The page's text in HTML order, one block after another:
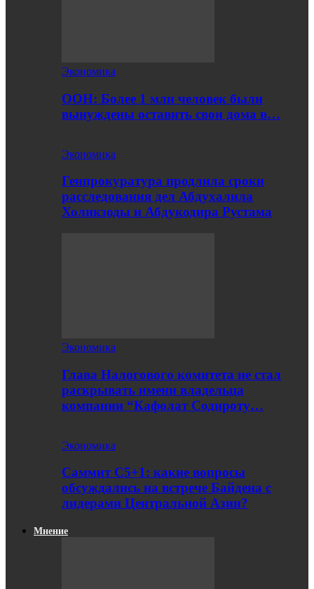
Экономика
ООН: Более 1 млн человек были
вынуждены оставить свои дома в…
Экономика
Генпрокуратура продлила сроки
расследования дел Абдухалила
Холикзоды и Абдукодира Рустама
Экономика
Глава Налогового комитета не стал
раскрывать имени владельца
компании “Кафолат Содироту…
Экономика
Саммит С5+1: какие вопросы
обсуждались на встрече Байдена с
лидерами Центральной Азии?
Мнение